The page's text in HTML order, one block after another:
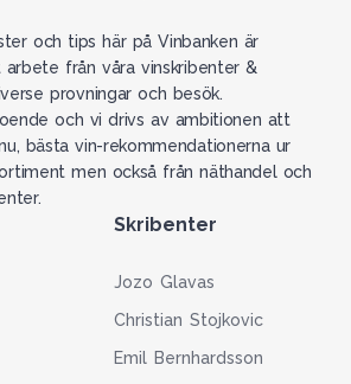
och tips här på Vinbanken är
från våra vinskribenter &
provningar och besök.
och vi drivs av ambitionen att
bästa vin-rekommendationerna ur
men också från näthandel och
Skribenter
Jozo Glavas
Christian Stojkovic
Emil Bernhardsson